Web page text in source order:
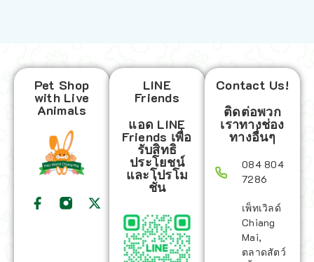
Pet Shop
with Live
Animals
LINE
Friends
แอด LINE
Friends เพื่อ
รับสิทธิ
ประโยชน์
และโปรโม
ชั่น
Contact Us!
ติดต่อพวก
เราทางช่อง
ทางอื่นๆ
084 804
7286
เพ็ทเวิลด์
Chiang
Mai,
ตลาดสัตว์